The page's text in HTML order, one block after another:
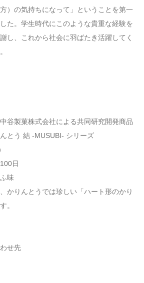
）の気持ちになって」ということを第一
た。学生時代にこのような貴重な経験を
し、これから社会に羽ばたき活躍してく
谷製菓株式会社による共同研究開発商品
とう 結 -MUSUBI- シリーズ
日
味
かりんとうでは珍しい「ハート形のかり
。
せ先